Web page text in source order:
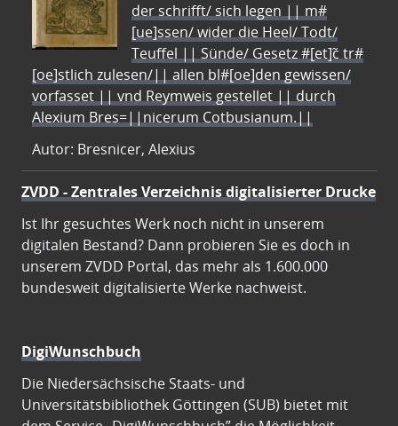
der schrifft/ sich legen || m#
[ue]ssen/ wider die Heel/ Todt/
Teuffel || Sünde/ Gesetz #[et]c̃ tr#
[oe]stlich zulesen/|| allen bl#[oe]den gewissen/
vorfasset || vnd Reymweis gestellet || durch
Alexium Bres=||nicerum Cotbusianum.||
Autor: Bresnicer, Alexius
ZVDD - Zentrales Verzeichnis digitalisierter Drucke
Ist Ihr gesuchtes Werk noch nicht in unserem
digitalen Bestand? Dann probieren Sie es doch in
unserem ZVDD Portal, das mehr als 1.600.000
bundesweit digitalisierte Werke nachweist.
DigiWunschbuch
Die Niedersächsische Staats- und
Universitätsbibliothek Göttingen (SUB) bietet mit